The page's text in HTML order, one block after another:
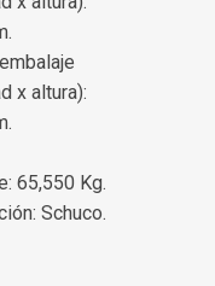
x altura):
65,550 Kg.
Schuco.